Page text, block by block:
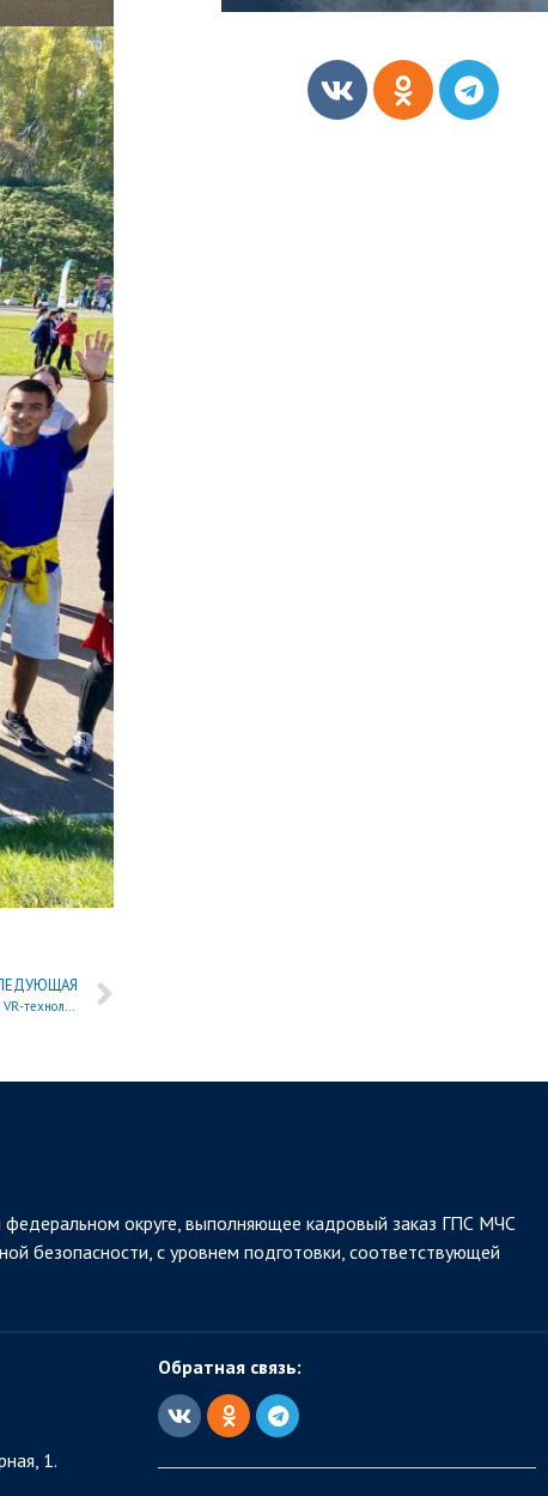
Научные сотрудники академии делятся опытом и разработками в сфере IT- и VR-технологий на Всероссийской конференции
округе, выполняющее кадровый заказ ГПС МЧС
безопасности, с уровнем подготовки, соответствующей
1.
Обратная связь: